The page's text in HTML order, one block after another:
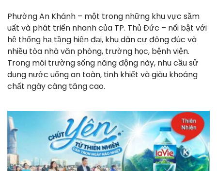
Phường An Khánh – một trong những khu vực sầm
uất và phát triển nhanh của TP. Thủ Đức – nổi bật với
hệ thống hạ tầng hiện đại, khu dân cư đông đúc và
nhiều tòa nhà văn phòng, trường học, bệnh viện.
Trong môi trường sống năng động này, nhu cầu sử
dụng nước uống an toàn, tinh khiết và giàu khoáng
chất ngày càng tăng cao.